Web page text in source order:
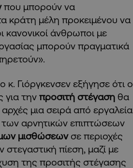
που μπορούν να
κράτη μέλη προκειμένου να
κανονικοί άνθρωποι με
μπορούν πραγματικά
κ. Γιόργκενσεν εξήγησε ότι ο
για την προσιτή στέγαση θα
μια σειρά από εργαλεία
των αρνητικών επιπτώσεων
μισθώσεων σε περιοχές
στεγαστική πίεση, μαζί με
της προσιτής στέγασης